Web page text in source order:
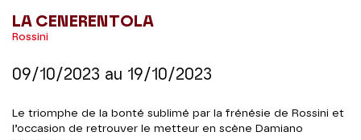
LA CENERENTOLA
Rossini
09/10/2023 au 19/10/2023
Le triomphe de la bonté sublimé par la frénésie de Rossini et
l’occasion de retrouver le metteur en scène Damiano